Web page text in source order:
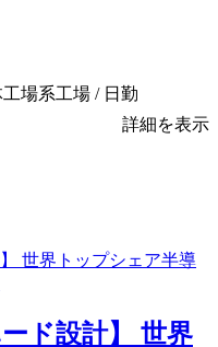
場系工場 / 日勤
詳細を表示
ド設計】 世界